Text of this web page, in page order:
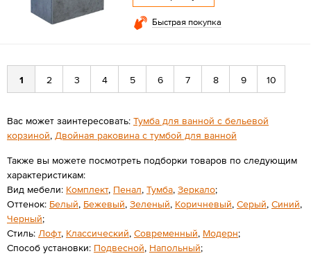
Быстрая покупка
1 2 3 4 5 6 7 8 9 10
Вас может заинтересовать: Тумба для ванной с бельевой
корзиной, Двойная раковина с тумбой для ванной
Также вы можете посмотреть подборки товаров по следующим
характеристикам:
Вид мебели: Комплект, Пенал, Тумба, Зеркало;
Оттенок: Белый, Бежевый, Зеленый, Коричневый, Серый, Синий,
Черный;
Стиль: Лофт, Классический, Современный, Модерн;
Способ установки: Подвесной, Напольный;